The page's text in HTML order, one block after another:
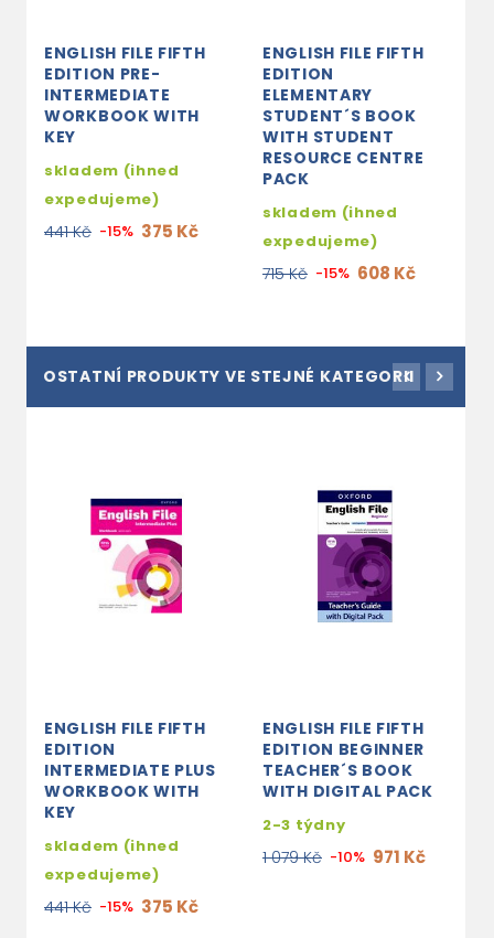
ENGLISH FILE FIFTH
EDITION PRE-
INTERMEDIATE
WORKBOOK WITH
KEY
skladem (ihned
expedujeme)
441 Kč -15% 375 Kč
ENGLISH FILE FIFTH
EDITION
ELEMENTARY
STUDENT´S BOOK
WITH STUDENT
RESOURCE CENTRE
PACK
skladem (ihned
expedujeme)
715 Kč -15% 608 Kč
OSTATNÍ PRODUKTY VE STEJNÉ KATEGORII
ENGLISH FILE FIFTH
EDITION
INTERMEDIATE PLUS
WORKBOOK WITH
KEY
skladem (ihned
expedujeme)
441 Kč -15% 375 Kč
ENGLISH FILE FIFTH
EDITION BEGINNER
TEACHER´S BOOK
WITH DIGITAL PACK
2-3 týdny
1 079 Kč -10% 971 Kč